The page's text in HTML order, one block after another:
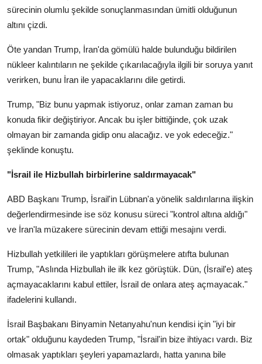
sürecinin olumlu şekilde sonuçlanmasından ümitli olduğunun
altını çizdi.
Öte yandan Trump, İran'da gömülü halde bulunduğu bildirilen
nükleer kalıntıların ne şekilde çıkarılacağıyla ilgili bir soruya yanıt
verirken, bunu İran ile yapacaklarını dile getirdi.
Trump, "Biz bunu yapmak istiyoruz, onlar zaman zaman bu
konuda fikir değiştiriyor. Ancak bu işler bittiğinde, çok uzak
olmayan bir zamanda gidip onu alacağız. ve yok edeceğiz."
şeklinde konuştu.
"İsrail ile Hizbullah birbirlerine saldırmayacak"
ABD Başkanı Trump, İsrail'in Lübnan'a yönelik saldırılarına ilişkin
değerlendirmesinde ise söz konusu süreci "kontrol altına aldığı"
ve İran'la müzakere sürecinin devam ettiği mesajını verdi.
Hizbullah yetkilileri ile yaptıkları görüşmelere atıfta bulunan
Trump, "Aslında Hizbullah ile ilk kez görüştük. Dün, (İsrail'e) ateş
açmayacaklarını kabul ettiler, İsrail de onlara ateş açmayacak."
ifadelerini kullandı.
İsrail Başbakanı Binyamin Netanyahu'nun kendisi için "iyi bir
ortak" olduğunu kaydeden Trump, "İsrail'in bize ihtiyacı vardı. Biz
olmasak yaptıkları şeyleri yapamazlardı, hatta yanına bile